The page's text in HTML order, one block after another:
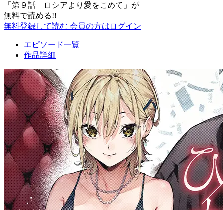
「 第９話 ロシアより愛をこめて 」が
無料で読める!!
無料登録して読む 会員の方はログイン
エピソード一覧
作品詳細